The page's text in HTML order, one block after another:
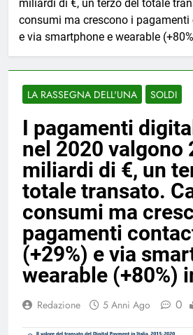
miliardi di €, un terzo del totale
consumi ma crescono i pagamenti
e via smartphone e wearable
LA RASSEGNA DELL'UNA SOLDI
I pagamenti
nel 2020 valgono
miliardi di €, un
totale transato.
consumi ma
pagamenti
(+29%) e via
wearable (+80%)
Redazione 5 Anni Ago 0